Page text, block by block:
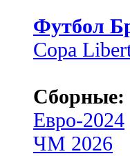
Футбол
Copa
Сборные:
Евро-2024
ЧМ 2026